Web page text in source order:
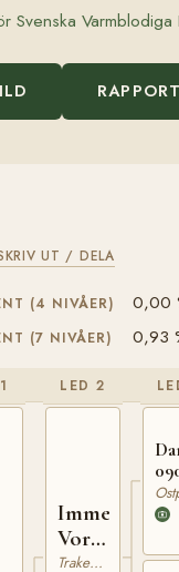
Svenska Varmblodiga
UT / DELA
(4 NIVÅER) 0,00
(7 NIVÅER) 0,93
LED 2
Immer
Voran
141 Trakehner